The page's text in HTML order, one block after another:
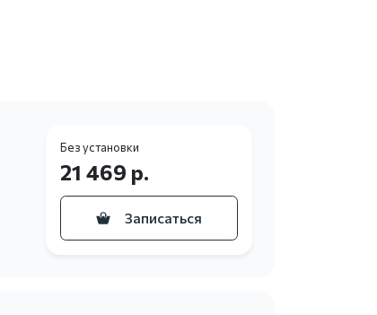
Без установки
21 469 р.
Записаться